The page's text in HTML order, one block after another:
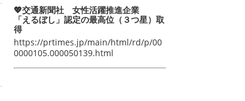
💖交通新聞社 女性活躍推進企業
「えるぼし」認定の最高位（３つ星）取
得
https://prtimes.jp/main/html/rd/p/00
0000105.000050139.html